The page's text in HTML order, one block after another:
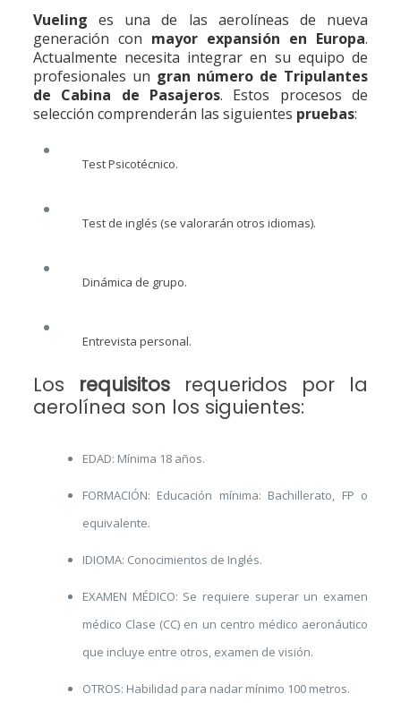
Vueling es una de las aerolíneas de nueva
generación con mayor expansión en Europa.
Actualmente necesita integrar en su equipo de
profesionales un gran número de Tripulantes
de Cabina de Pasajeros. Estos procesos de
selección comprenderán las siguientes pruebas:
Test Psicotécnico.
Test de inglés (se valorarán otros idiomas).
Dinámica de grupo.
Entrevista personal.
Los requisitosrequeridos por la
aerolínea son los siguientes:
EDAD: Mínima 18 años.
FORMACIÓN: Educación mínima: Bachillerato, FP o
equivalente.
IDIOMA: Conocimientos de Inglés.
EXAMEN MÉDICO: Se requiere superar un examen
médico Clase (CC) en un centro médico aeronáutico
que incluye entre otros, examen de visión.
OTROS: Habilidad para nadar mínimo 100 metros.